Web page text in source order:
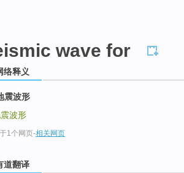
wave for
络释义
震波形
波形
1个网页-相关网页
道翻译